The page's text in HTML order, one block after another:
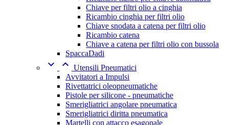
Chiave per filtri olio a cinghia
Ricambio cinghia per filtri olio
Chiave snodata a catena per filtri olio
Ricambio catena
Chiave a catena per filtri olio con bussola
SpaccaDadi
  Utensili Pneumatici
Avvitatori a Impulsi
Rivettatrici oleopneumatiche
Pistole per silicone - pneumatiche
Smerigliatrici angolare pneumatica
Smerigliatrici diritta pneumatica
Martelli con attacco esagonale